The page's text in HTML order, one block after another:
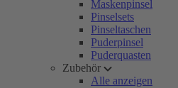
Maskenpinsel
Pinselsets
Pinseltaschen
Puderpinsel
Puderquasten
Zubehör
Alle anzeigen